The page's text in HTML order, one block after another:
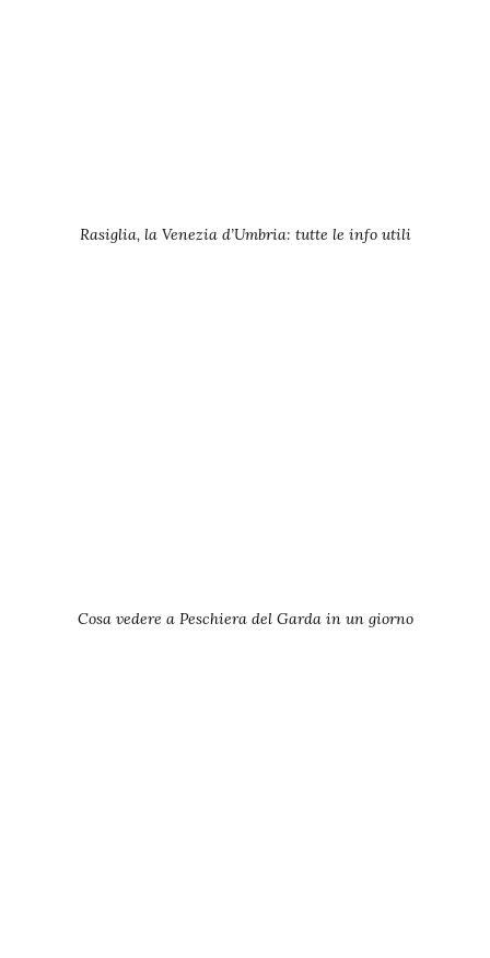
Rasiglia, la Venezia d’Umbria: tutte le info utili
Cosa vedere a Peschiera del Garda in un giorno